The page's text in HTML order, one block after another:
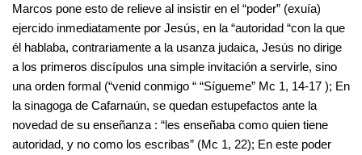
Marcos pone esto de relieve al insistir en el “poder” (exuía)
ejercido inmediatamente por Jesús, en la “autoridad “con la que
él hablaba, contrariamente a la usanza judaica, Jesús no dirige
a los primeros discípulos una simple invitación a servirle, sino
una orden formal (“venid conmigo “ “Sígueme” Mc 1, 14-17 ); En
la sinagoga de Cafarnaún, se quedan estupefactos ante la
novedad de su enseñanza : “les enseñaba como quien tiene
autoridad, y no como los escribas” (Mc 1, 22); En este poder